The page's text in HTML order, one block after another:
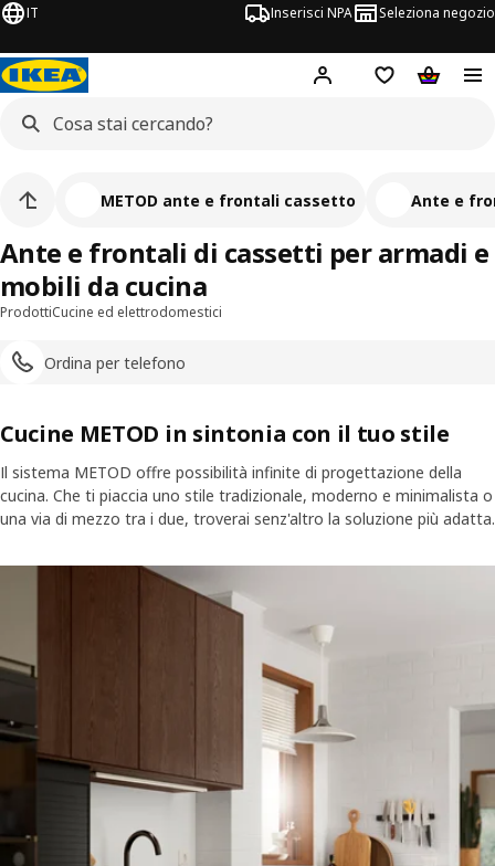
IT Inserisci NPA Seleziona negozio
Hej! Accedi ora
Foglietto degli
Carrello
ProdottiCucine ed elettrodomestici
Ordina per telefono
Ante e frontali di cassetti per armadi e
mobili da cucina
METOD ante e frontali cassetto Ante e
Cucine METOD in sintonia con il tuo stile
Il sistema METOD offre possibilità infinite di progettazione della
cucina. Che ti piaccia uno stile tradizionale, moderno e minimalista o
una via di mezzo tra i due, troverai senz'altro la soluzione più adatta.